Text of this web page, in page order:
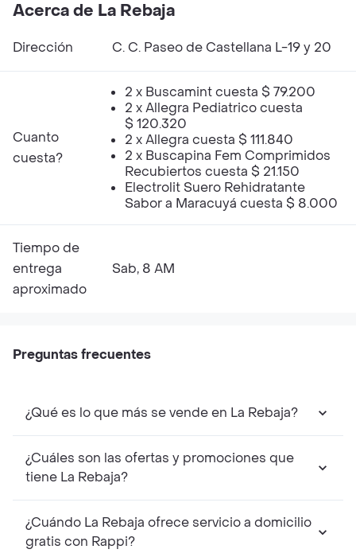
Acerca de La Rebaja
Dirección C. C. Paseo de Castellana L-19 y 20
Cuanto
cuesta?
2 x Buscamint cuesta $ 79.200
2 x Allegra Pediatrico cuesta
$ 120.320
2 x Allegra cuesta $ 111.840
2 x Buscapina Fem Comprimidos
Recubiertos cuesta $ 21.150
Electrolit Suero Rehidratante
Sabor a Maracuyá cuesta $ 8.000
Tiempo de
entrega
aproximado
Sab, 8 AM
Preguntas frecuentes
¿Qué es lo que más se vende en La Rebaja?
¿Cuáles son las ofertas y promociones que
tiene La Rebaja?
¿Cuándo La Rebaja ofrece servicio a domicilio
gratis con Rappi?